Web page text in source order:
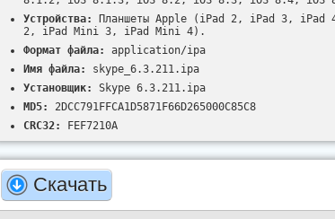
Устройства:
Планшеты Apple (iPad 2, iPad 3,
2, iPad Mini 3, iPad Mini 4).
Формат файла:
application/ipa
Имя файла:
skype_6.3.211.ipa
Установщик:
Skype 6.3.211.ipa
MD5:
2DCC791FFCA1D5871F66D265000C85C8
CRC32:
FEF7210A
Скачать